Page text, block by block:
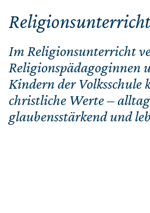
Religionsunterricht
Im Religionsunterricht
Religionspädagoginnen
Kindern der Volksschule
christliche Werte –
glaubensstärkend und